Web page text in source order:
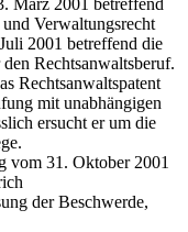
Verwaltungsrecht
2001 betreffend die
Rechtsanwaltsberuf.
Rechtsanwaltspatent
mit unabhängigen
ersucht er um die
vom 31. Oktober 2001
der Beschwerde,